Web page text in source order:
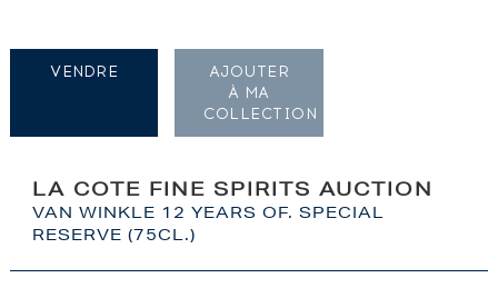
LA COTE FINE SPIRITS AUCTION
VAN WINKLE 12 YEARS OF. SPECIAL
RESERVE (75CL.)
VENDRE
AJOUTER
À MA
COLLECTION